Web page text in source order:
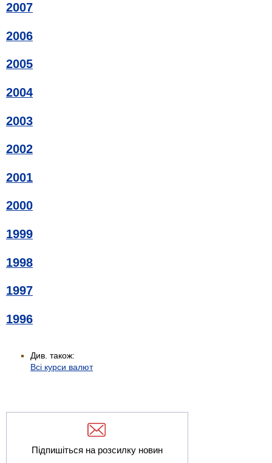
2007
2006
2005
2004
2003
2002
2001
2000
1999
1998
1997
1996
Див. також:
Всі курси валют
Підпишіться на розсилку новин